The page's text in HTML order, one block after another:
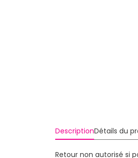
DescriptionDétails du
Retour non autorisé si